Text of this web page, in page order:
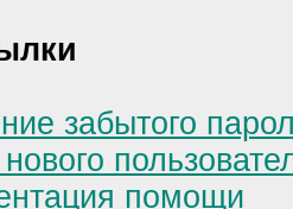
забытого
помощи